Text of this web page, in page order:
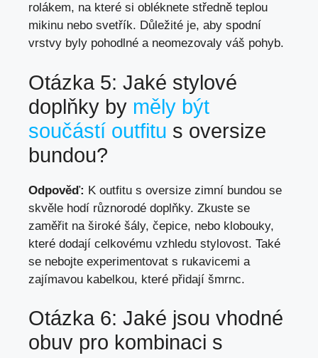
rolákem,⁤ na které si obléknete středně ‌teplou
mikinu nebo svetřík. Důležité je, aby spodní
vrstvy byly pohodlné a neomezovaly váš pohyb.
Otázka 5: Jaké stylové
doplňky by měly být
součástí outfitu s oversize
bundou?
Odpověď: K outfitu⁢ s oversize zimní bundou se⁣
skvěle hodí různorodé doplňky.‌ Zkuste se
zaměřit na široké šály, čepice, nebo ‌klobouky,
které dodají celkovému⁣ vzhledu stylovost. Také
se nebojte experimentovat s rukavicemi a
zajímavou kabelkou, které⁤ přidají šmrnc.
Otázka 6: Jaké ​jsou vhodné
obuv pro kombinaci s